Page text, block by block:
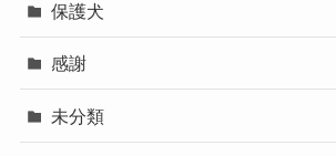
保護犬
感謝
未分類